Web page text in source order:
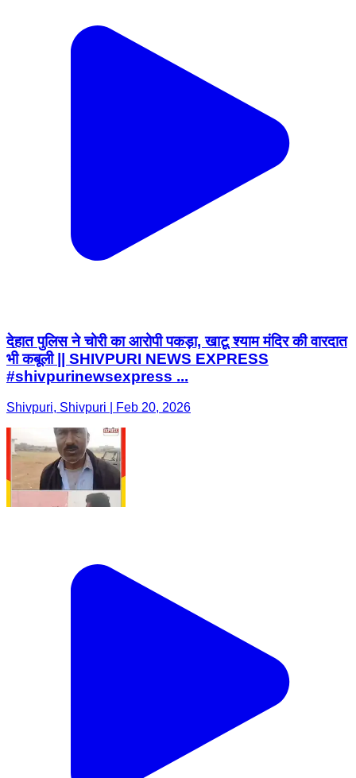
देहात पुलिस ने चोरी का आरोपी पकड़ा, खाटू श्याम मंदिर की वारदात
भी कबूली || SHIVPURI NEWS EXPRESS
#shivpurinewsexpress ...
Shivpuri, Shivpuri | Feb 20, 2026